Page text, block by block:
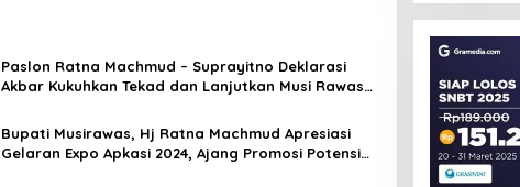
Paslon Ratna Machmud – Suprayitno Deklarasi
Akbar Kukuhkan Tekad dan Lanjutkan Musi Rawas
Bupati Musirawas, Hj Ratna Machmud Apresiasi
Gelaran Expo Apkasi 2024, Ajang Promosi Potensi